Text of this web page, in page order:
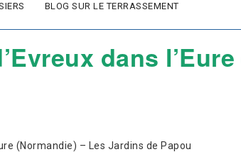
BLOG SUR LE TERRASSEMENT
dans
(Normandie) – Les Jardins de Papou